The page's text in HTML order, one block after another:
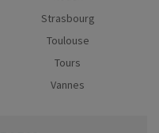
Strasbourg
Toulouse
Tours
Vannes